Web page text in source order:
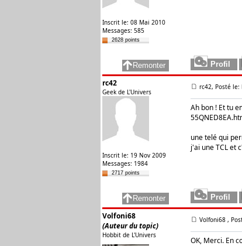
Inscrit le: 08 Mai 2010
Messages: 585
2628 points
rc42
Geek de L'Univers
Inscrit le: 19 Nov 2009
Messages: 1984
2717 points
rc42, Posté le:
Ah bon ! Et tu
une telé qui
j'ai une TCL et
Volfoni68
(Auteur du topic)
Hobbit de L'Univers
Volfoni68 ,
OK, Merci. En